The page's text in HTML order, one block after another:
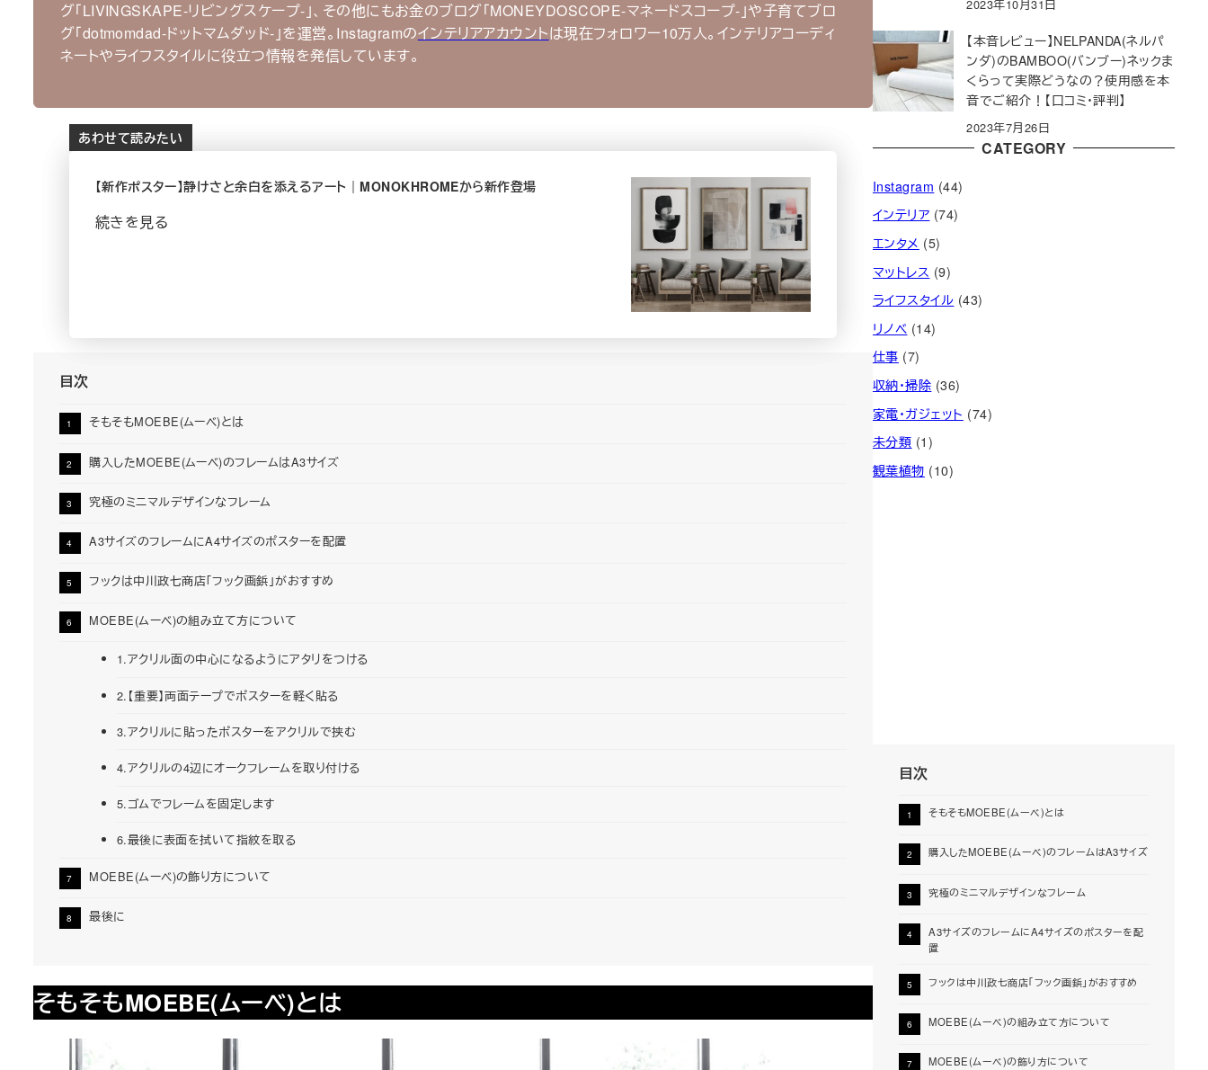
グ｢LIVINGSKAPE-リビングスケープ-｣、その他にもお金のブログ｢MONEYDOSCOPE-マネードスコープ-｣や子育てブロ
グ｢dotmomdad-ドットマムダッド-｣を運営。Instagramのインテリアアカウントは現在フォロワー10万人。インテリアコーディ
ネートやライフスタイルに役立つ情報を発信しています。
あわせて読みたい
【新作ポスター】静けさと余白を添えるアート｜MONOKHROMEから新作登場
続きを見る
目次
そもそもMOEBE(ムーベ)とは
購入したMOEBE(ムーベ)のフレームはA3サイズ
究極のミニマルデザインなフレーム
A3サイズのフレームにA4サイズのポスターを配置
フックは中川政七商店「フック画鋲」がおすすめ
MOEBE(ムーベ)の組み立て方について
1.アクリル面の中心になるようにアタリをつける
2.【重要】両面テープでポスターを軽く貼る
3.アクリルに貼ったポスターをアクリルで挟む
4.アクリルの4辺にオークフレームを取り付ける
5.ゴムでフレームを固定します
6.最後に表面を拭いて指紋を取る
MOEBE(ムーベ)の飾り方について
最後に
そもそもMOEBE(ムーベ)とは
2023年10月31日
【本音レビュー】NELPANDA(ネルパ
ンダ)のBAMBOO(バンブー)ネックま
くらって実際どうなの？使用感を本
音でご紹介！【口コミ・評判】
2023年7月26日
CATEGORY
Instagram (44)
インテリア (74)
エンタメ (5)
マットレス (9)
ライフスタイル (43)
リノベ (14)
仕事 (7)
収納・掃除 (36)
家電・ガジェット (74)
未分類 (1)
観葉植物 (10)
目次
そもそもMOEBE(ムーベ)とは
購入したMOEBE(ムーベ)のフレームはA3サイズ
究極のミニマルデザインなフレーム
A3サイズのフレームにA4サイズのポスターを配
置
フックは中川政七商店「フック画鋲」がおすすめ
MOEBE(ムーベ)の組み立て方について
MOEBE(ムーベ)の飾り方について